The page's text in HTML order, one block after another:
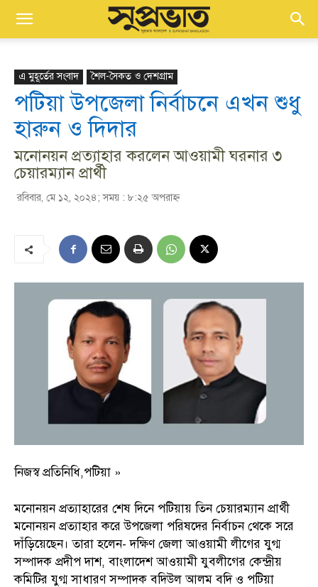
এ মুহূর্তের সংবাদ শৈল-সৈকত ও দেশগ্রাম
পটিয়া উপজেলা নির্বাচনে এখন শুধু
হারুন ও দিদার
মনোনয়ন প্রত্যাহার করলেন আওয়ামী ঘরনার ৩
চেয়ারম্যান প্রার্থী
রবিবার, মে ১২, ২০২৪; সময় : ৮:২৫ অপরাহ্ণ
নিজস্ব প্রতিনিধি,পটিয়া »
মনোনয়ন প্রত্যাহারের শেষ দিনে পটিয়ায় তিন চেয়ারম্যান প্রার্থী
মনোনয়ন প্রত্যাহার করে উপজেলা পরিষদের নির্বাচন থেকে সরে
দাঁড়িয়েছেন। তারা হলেন- দক্ষিণ জেলা আওয়ামী লীগের যুগ্ম
সম্পাদক প্রদীপ দাশ, বাংলাদেশ আওয়ামী যুবলীগের কেন্দ্রীয়
কমিটির যুগ্ম সাধারণ সম্পাদক বদিউল আলম বদি ও পটিয়া